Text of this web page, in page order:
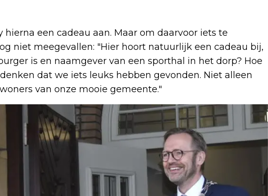
een cadeau aan. Maar om daarvoor iets te
niet meegevallen: "Hier hoort natuurlijk een cadeau bij,
is en naamgever van een sporthal in het dorp? Hoe
dat we iets leuks hebben gevonden. Niet alleen
van onze mooie gemeente."